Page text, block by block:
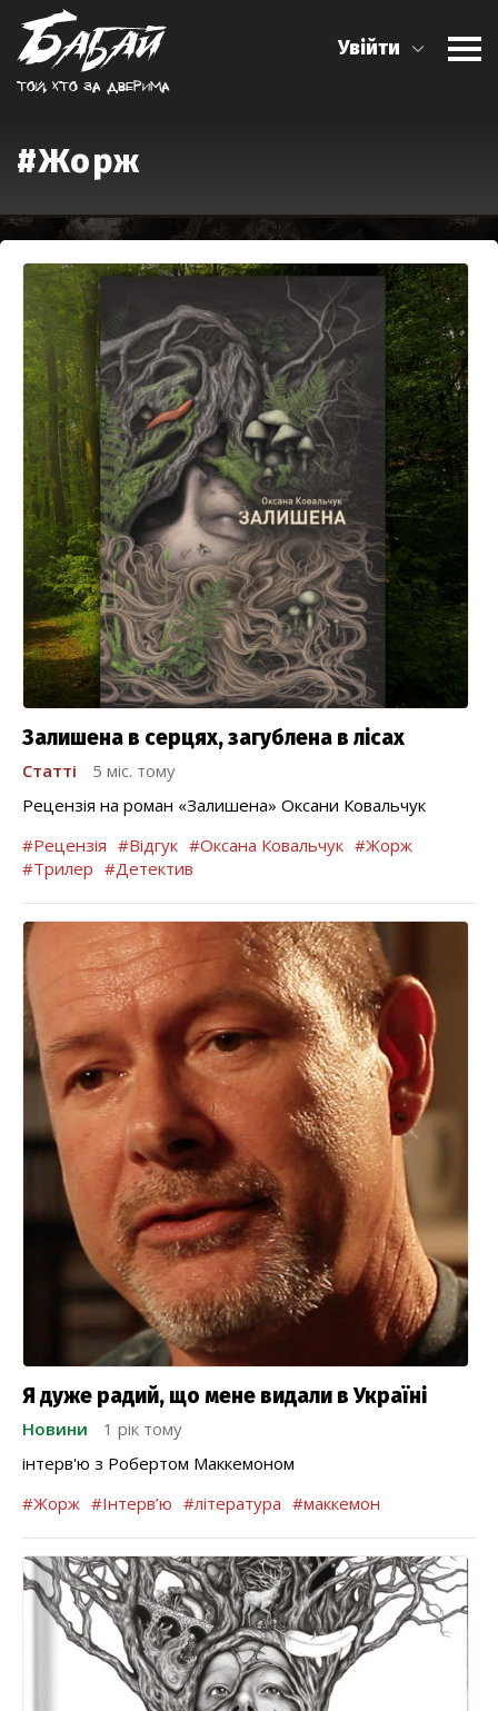
Той, хто за дверима
Увійти
#Жорж
Залишена в серцях, загублена в лісах
Статті
5 міс. тому
Рецензія на роман «Залишена» Оксани Ковальчук
#Рецензія #Відгук #Оксана Ковальчук #Жорж
#Трилер #Детектив
Я дуже радий, що мене видали в Україні
Новини
1 рік тому
інтерв'ю з Робертом Маккемоном
#Жорж #Інтерв’ю #література #маккемон